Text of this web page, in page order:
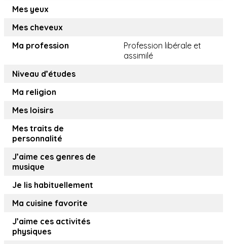
Mes yeux
Mes cheveux
Ma profession
Profession libérale et
assimilé
Niveau d’études
Ma religion
Mes loisirs
Mes traits de
personnalité
J’aime ces genres de
musique
Je lis habituellement
Ma cuisine favorite
J’aime ces activités
physiques